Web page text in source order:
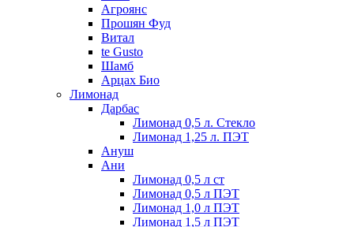
Агроянс
Прошян Фуд
Витал
te Gusto
Шамб
Арцах Био
Лимонад
Дарбас
Лимонад 0,5 л. Стекло
Лимонад 1,25 л. ПЭТ
Ануш
Ани
Лимонад 0,5 л ст
Лимонад 0,5 л ПЭТ
Лимонад 1,0 л ПЭТ
Лимонад 1,5 л ПЭТ